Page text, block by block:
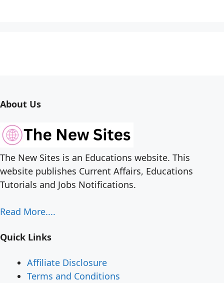
About Us
The New Sites is an Educations website. This
website publishes Current Affairs, Educations
Tutorials and Jobs Notifications.
Read More....
Quick Links
Affiliate Disclosure
Terms and Conditions